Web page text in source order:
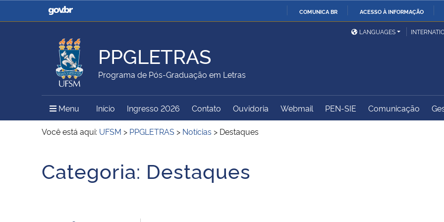
COMUNICA BR ACESSO À INFORMAÇÃO
Casa Civil
Ministério da Justiça e
Ministério da Defesa
Ministério das Relações
Exteriores
Ministério da Agricultura,
Pecuária e Abastecimento
Ministério da Educação
Ministério do Meio Ambiente Ministério do Turismo
Ministério do
Controladoria-Geral da
Secretaria de Governo
Gabinete de Segurança
Advocacia-Geral da União
LANGUAGES
PPGLETRAS
Programa de Pós-Graduação em Letras
Menu Menu Principal do Sítio
Início Ingresso 2026 Contato Ouvidoria Webmail PEN-SIE Comunicação
Você está aqui: UFSM > PPGLETRAS > Notícias > Destaques
Categoria: Destaques